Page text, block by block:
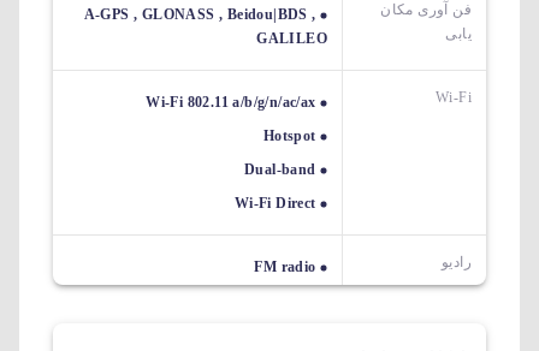
فن آوری مکان
یابی
A-GPS , GLONASS , Beidou|BDS ,
GALILEO
Wi-Fi
Wi-Fi 802.11 a/b/g/n/ac/ax
Hotspot
Dual-band
Wi-Fi Direct
رادیو FM radio